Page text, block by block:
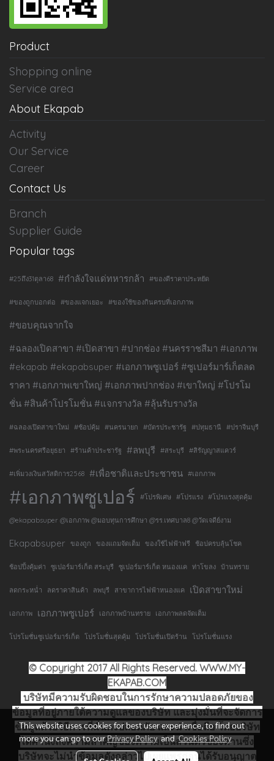
Product
Shopping online
Service area
About Ekapab
Activity
Our Service
Career
Contact Us
Branch
Supplier Guide
Popular tags
#25ถึง31ตุลา68 #กำลังใจแด่ทหารกล้า #ของดีราคาประหยัด
#ของถูกบอกต่อ #ของแจกเยอะ #ของใช้ของกินครบที่เอกภาพ
#ขอบคุณจากใจ
#ฉลองเปิดสาขา #เปิดสาขา #ปากช่อง #นครราชสีมา #เอกภาพ
#ekapab #ekapabsuper #เอกภาพซูเปอร์ #ซูเปอร์มาร์เก็ตลด
ราคา #เอกภาพเขาใหญ่ #เอกภาพปากช่อง #เขาใหญ่ #โปรโม
ชั่น #สินค้าโปรโมชั่น #แจกรางวัล #ลุ้นรับรางวัล
#ฉลองเปิดสาขาใหม่ #ช้อปคุ้ม #นครนายก #บัตรประชารัฐ #ปทุมธานี #ปราจีนบุรี
#พระนครศรีอยุธยา #ร้านค้าประชารัฐ #ลพบุรี #สระบุรี #สิรัญญาสแควร์
#เพิ่มวงเงินสวัสดิการ2568 #เพื่อชาติและประชาชน #เอกภาพ
#เอกภาพซูเปอร์ #โปรพิเศษ #โปรแรง #โปรแรงสุดคุ้ม
@ekapabsuper @เอกภาพ @มอบทุนการศึกษา @รร.เทศบาล8 @วัดเจดีย์งาม
Ekapabsuper ของถูก ของแถมจัดเต็ม ของใช้ไฟฟ้าฟรี ช้อปครบลุ้นโชค
ช้อปปิ้งคุ้มค่า ซูเปอร์มาร์เก็ต สระบุรี ซูเปอร์มาร์เก็ต หนองแค ท่าโขลง บ้านทราย
ลดกระหน่ำ ลดราคาสินค้า ลพบุรี สาขาการไฟฟ้าหนองแค เปิดสาขาใหม่
เอกภาพ เอกภาพซูเปอร์ เอกภาพบ้านทราย เอกภาพลดจัดเต็ม
โปรโมชั่นซูเปอร์มาร์เก็ต โปรโมชั่นสุดคุ้ม โปรโมชั่นเปิดร้าน โปรโมชั่นแรง
© Copyright 2017 All Rights Reserved. WWW.MY-
EKAPAB.COM
บริษัทมีความรับผิดชอบในการรักษาความปลอดภัยของ
ข้อมูลที่อยู่ภายใต้ความดูแลของบริษัท และมุ่งมั่นที่จะจัดการ
ข้อมูลด้วยวิธีการที่มั่นคงปลอดภัย และน่าเชื่อถือ โดยบริษัท
ได้คำนึงถึงความสำคัญของความเป็นส่วนตัวของท่านซึ่ง
บริษัทจะไม่นำข้อมูลดังกล่าวไปเผยแพร่ก่อนได้รับอนุญาต
This website uses cookies for best user experience, to find out
more you can go to ourPrivacy PolicyandCookies Policy